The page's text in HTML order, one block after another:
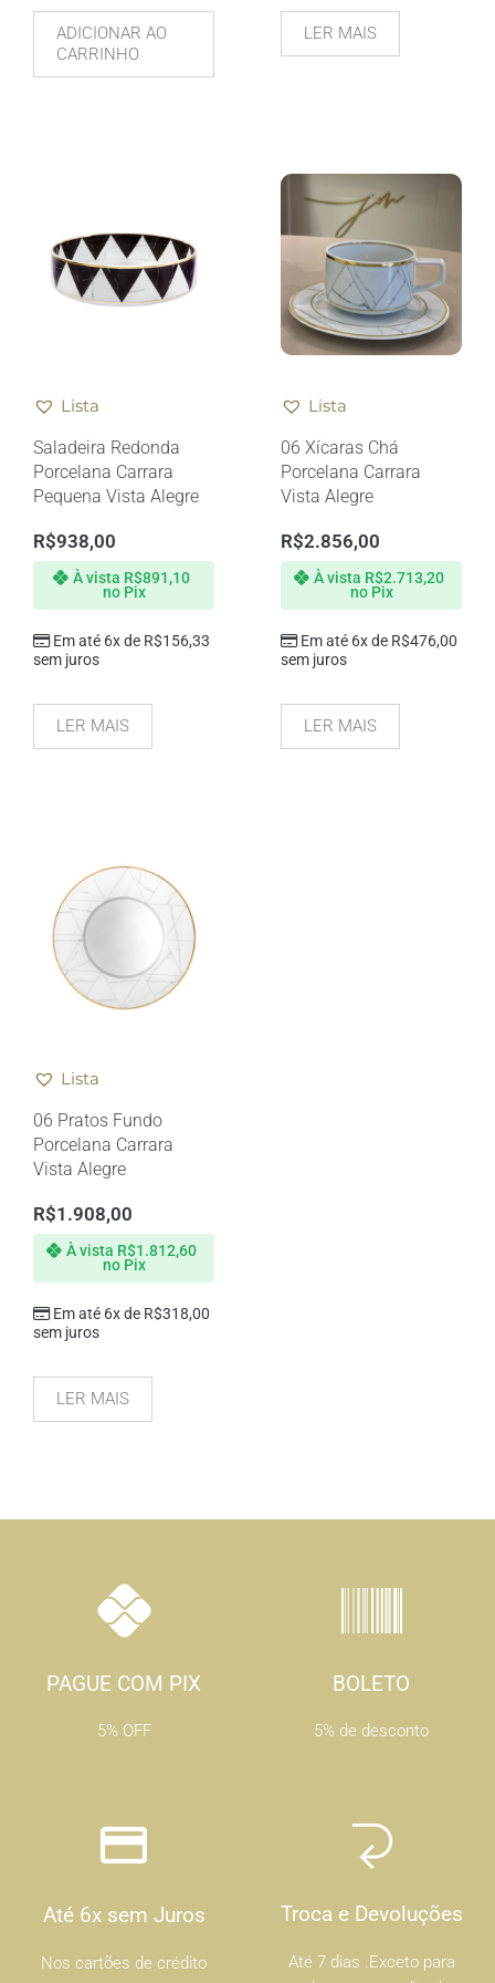
ADICIONAR AO
CARRINHO
LER MAIS
Lista
Saladeira Redonda
Porcelana Carrara
Pequena Vista Alegre
R$938,00
Em até 6x de R$156,33
sem juros
À vista R$891,10
no Pix
LER MAIS
Lista
06 Xícaras Chá
Porcelana Carrara
Vista Alegre
R$2.856,00
Em até 6x de R$476,00
sem juros
À vista R$2.713,20
no Pix
LER MAIS
Lista
06 Pratos Fundo
Porcelana Carrara
Vista Alegre
R$1.908,00
Em até 6x de R$318,00
sem juros
À vista R$1.812,60
no Pix
LER MAIS
PAGUE COM PIX
5% OFF
BOLETO
5% de desconto
Até 6x sem Juros
Nos cartões de crédito
Troca e Devoluções
Até 7 dias .Exceto para